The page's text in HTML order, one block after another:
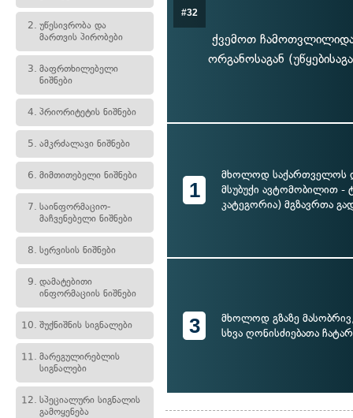
2. უწესივრობა და
მართვის პირობები
3. მაფრთხილებელი
ნიშნები
4. პრიორიტეტის ნიშნები
5. ამკრძალავი ნიშნები
6. მიმთითებელი ნიშნები
7. საინფორმაციო-
მაჩვენებელი ნიშნები
8. სერვისის ნიშნები
9. დამატებითი
ინფორმაციის ნიშნები
10. შუქნიშნის სიგნალები
11. მარეგულირებლის
სიგნალები
12. სპეციალური სიგნალის
გამოყენება
#32
ქვემოთ
ორგანოსაგან
1
მხოლოდ საქართველოს
მსუბუქი ავტომობილით -
კატეგორია) მგზავრთა
3
მხოლოდ გზაზე
სხვა ღონისძიებათა